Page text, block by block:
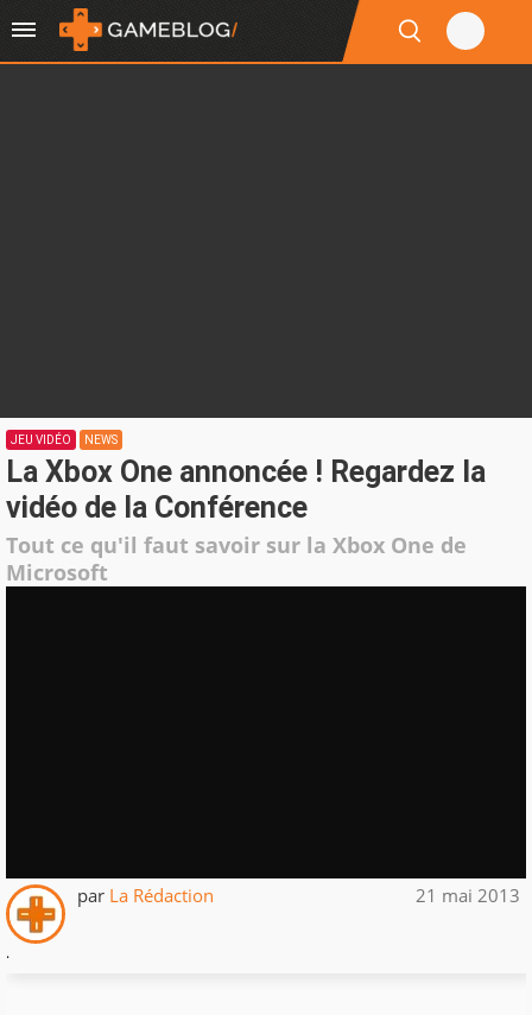
JEU VIDÉO NEWS
La Xbox One annoncée ! Regardez la
vidéo de la Conférence
Tout ce qu'il faut savoir sur la Xbox One de
Microsoft
par La Rédaction 21 mai 2013
.